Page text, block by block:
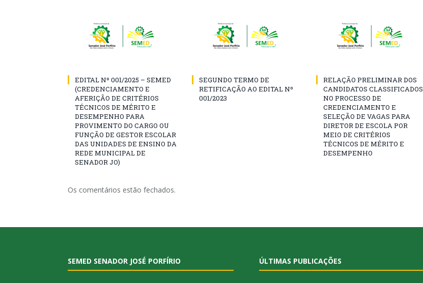
EDITAL Nº 001/2025 – SEMED
(CREDENCIAMENTO E
AFERIÇÃO DE CRITÉRIOS
TÉCNICOS DE MÉRITO E
DESEMPENHO PARA
PROVIMENTO DO CARGO OU
FUNÇÃO DE GESTOR ESCOLAR
DAS UNIDADES DE ENSINO DA
REDE MUNICIPAL DE
SENADOR JO)
SEGUNDO TERMO DE
RETIFICAÇÃO AO EDITAL Nº
001/2023
RELAÇÃO PRELIMINAR DOS
CANDIDATOS CLASSIFICADOS
NO PROCESSO DE
CREDENCIAMENTO E
SELEÇÃO DE VAGAS PARA
DIRETOR DE ESCOLA POR
MEIO DE CRITÉRIOS
TÉCNICOS DE MÉRITO E
DESEMPENHO
Os comentários estão fechados.
SEMED SENADOR JOSÉ PORFÍRIO ÚLTIMAS PUBLICAÇÕES